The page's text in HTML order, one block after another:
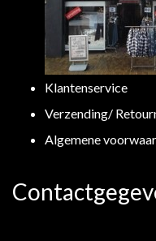
Klantenservice
Verzending/
Algemene